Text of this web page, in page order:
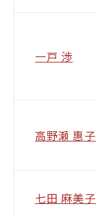
一戸 渉
高野瀬 惠子
七田 麻美子